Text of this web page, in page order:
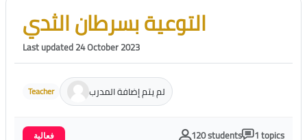
التوعية بسرطان الثدي
Last updated 24 October 2023
Teacher لم يتم إضافة المدرب
فعالية 120 students 1 topics